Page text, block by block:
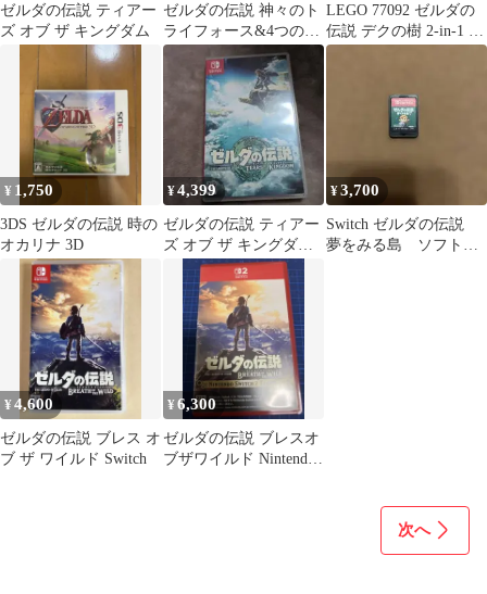
ゼルダの伝説 ティアー
ズ オブ ザ キングダム
ゼルダの伝説 神々のト
ライフォース&4つの剣
アドバンス ソフト
LEGO 77092 ゼルダの
伝説 デクの樹 2-in-1 時
のオカリナ草パーツ
¥ 1,750
3DS ゼルダの伝説 時の
オカリナ 3D
¥4,399
ゼルダの伝説 ティアー
ズ オブ ザ キングダム
Switch ソフト
¥3,700
Switch ゼルダの伝説
夢をみる島 ソフトの
¥4,600
ゼルダの伝説 ブレス オ
ブ ザ ワイルド Switch
¥6,300
ゼルダの伝説 ブレスオ
ブザワイルド Nintendo
次へ